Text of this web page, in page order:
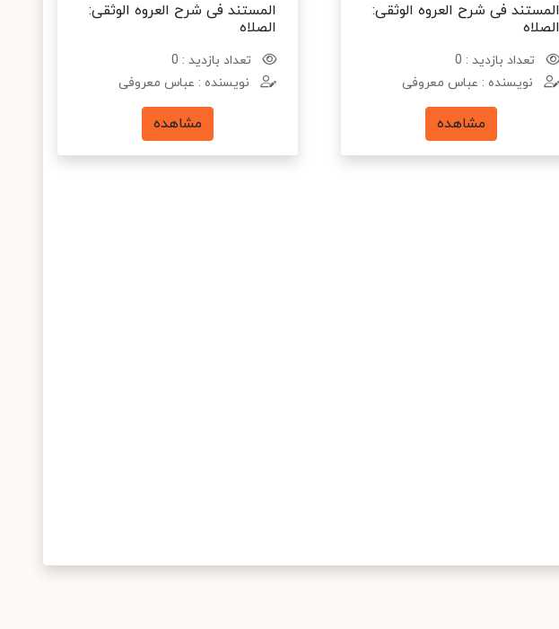
المستند فی شرح العروه الوثقی:
الصلاه
تعداد بازدید : 0
نویسنده : عباس معروفی
مشاهده
المستند فی شرح العروه الوثقی:
الصلاه
تعداد بازدید : 0
نویسنده : عباس معروفی
مشاهده